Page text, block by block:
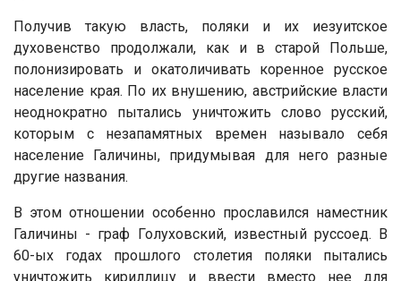
Получив такую власть, поляки и их иезуитское
духовенство продолжали, как и в старой Польше,
полонизировать и окатоличивать коренное русское
население края. По их внушению, австрийские власти
неоднократно пытались уничтожить слово русский,
которым с незапамятных времен называло себя
население Галичины, придумывая для него разные
другие названия.
В этом отношении особенно прославился наместник
Галичины - граф Голуховский, известный руссоед. В
60-ых годах прошлого столетия поляки пытались
уничтожить кириллицу и ввести вместо нее для